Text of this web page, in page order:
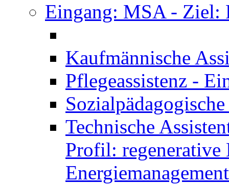
Eingang: MSA - Ziel:
Kaufmännische
Pflegeassistenz -
Technische
Profil: regenerative
Energiemanagement